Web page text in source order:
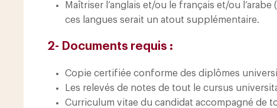
Maîtriser l’anglais et/ou le français et/ou
ces langues serait un atout supplémentaire.
2- Documents requis :
Copie certifiée conforme des diplômes
Les relevés de notes de tout le cursus
Curriculum vitae du candidat accompagné de